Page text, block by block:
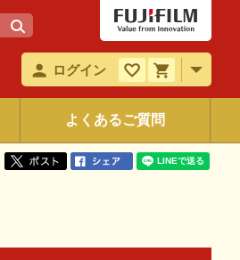
ログイン
よくあるご質問